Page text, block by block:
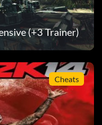
den Ton hören.
0 ab.
ab.
ab.
ab.
(+3 Trainer)
Cheats